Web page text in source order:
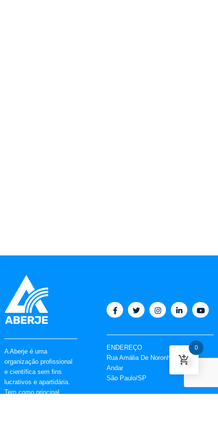
A Aberje é uma
organização profissional
e científica sem fins
lucrativos e apartidária.
Tem como principal
ENDEREÇO
Rua Amália De Noronha, 151 6º
Andar
São Paulo/SP
0